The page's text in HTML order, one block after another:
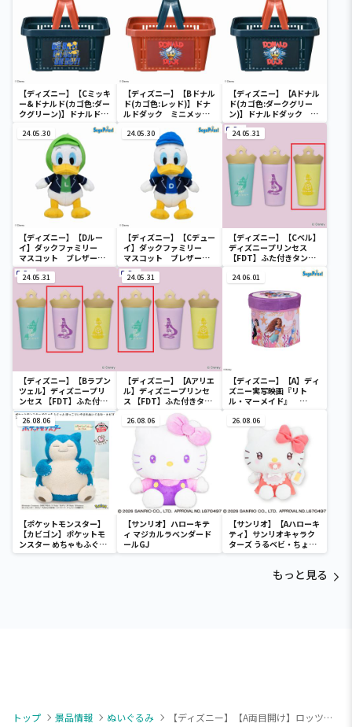
【ディズニー】【Cミッキ
ー&ドナルド(カゴ色:ダー
クグリーン)】ドナルドダ
ック ミニメッシュカゴ
【ディズニー】【Bドナル
ド(カゴ色:レッド)】ドナ
ルドダック ミニメッシ
【ディズニー】【Aドナル
ド(カゴ色:ダークグリー
ン)】ドナルドダック ミ
ニメッシュカゴ
24.05.30
【ディズニー】【Dルー
イ】ダックファミリー
マスコット ブレザーコ
スチューム
24.05.30
【ディズニー】【Cデュー
イ】ダックファミリー
マスコット ブレザーコ
スチューム
24.05.31
【ディズニー】【Cベル】
ディズニープリンセス
【FDT】ふた付きタンブ
24.05.31
【ディズニー】【Bラプン
ツェル】ディズニープリ
ンセス 【FDT】ふた付き
タンブラー
24.05.31
【ディズニー】【Aアリエ
ル】ディズニープリンセ
ス 【FDT】ふた付きタン
24.06.01
【ディズニー】【A】ディ
ズニー実写映画『リト
ル・マーメイド』
チェアー
26.08.06
【ポケットモンスター】
【カビゴン】ポケットモ
ンスター めちゃもふぐっ
と ほっこりいやされぬい
26.08.06
【サンリオ】ハローキテ
ィ マジカルラベンダード
ールGJ
26.08.06
【サンリオ】【Aハローキ
ティ】サンリオキャラク
ターズ うるベビ・ちょい
デカドール
もっと見る
トップ 景品情報 ぬいぐるみ
【ディズニー】【A両目開け】ロッツォ こてっとぺったん BIGぬいぐるみ